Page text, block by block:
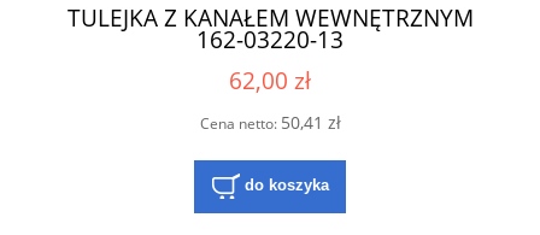
TULEJKA Z KANAŁEM WEWNĘTRZNYM
162-03220-13
62,00 zł
Cena netto: 50,41 zł
do koszyka